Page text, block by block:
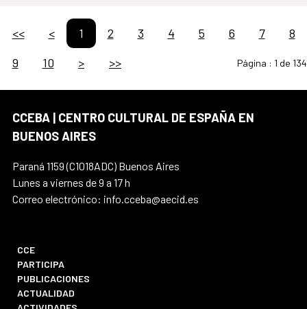
<< < 1 2 3 4 5 6 7
8
9
10 > >> Página : 1 de 134
CCEBA | CENTRO CULTURAL DE ESPAÑA EN
BUENOS AIRES
Paraná 1159 (C1018ADC) Buenos Aires
Lunes a viernes de 9 a 17 h
Correo electrónico: info.cceba@aecid.es
CCE
PARTICIPA
PUBLICACIONES
ACTUALIDAD